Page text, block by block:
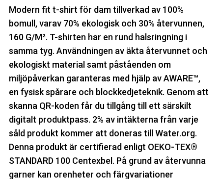
Modern fit t-shirt för dam tillverkad av 100%
bomull, varav 70% ekologisk och 30% återvunnen,
160 G/M². T-shirten har en rund halsringning i
samma tyg. Användningen av äkta återvunnet och
ekologiskt material samt påståenden om
miljöpåverkan garanteras med hjälp av AWARE™,
en fysisk spårare och blockkedjeteknik. Genom att
skanna QR-koden får du tillgång till ett särskilt
digitalt produktpass. 2% av intäkterna från varje
såld produkt kommer att doneras till Water.org.
Denna produkt är certifierad enligt OEKO-TEX®
STANDARD 100 Centexbel. På grund av återvunna
garner kan orenheter och färgvariationer